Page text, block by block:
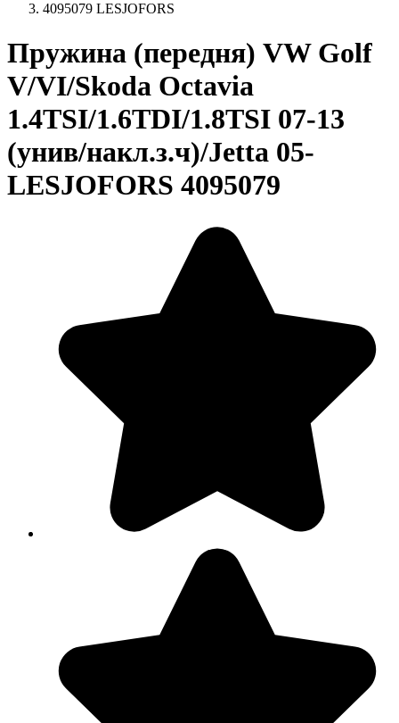
4095079 LESJOFORS
Пружина (передня) VW Golf
V/VI/Skoda Octavia
1.4TSI/1.6TDI/1.8TSI 07-13
(унив/накл.з.ч)/Jetta 05-
LESJOFORS 4095079